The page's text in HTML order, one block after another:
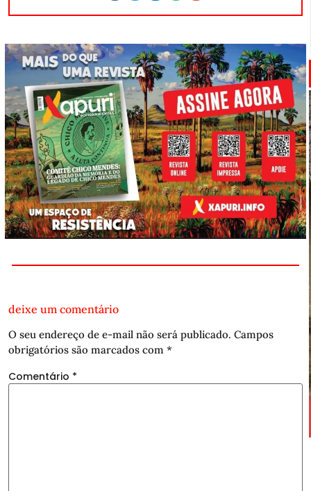
deixe um comentário
O seu endereço de e-mail não será publicado. Campos
obrigatórios são marcados com *
Comentário *